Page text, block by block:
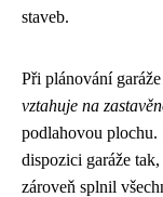
staveb.
Při plánování
vztahuje na
podlahovou plochu.
dispozici garáže
zároveň splnil